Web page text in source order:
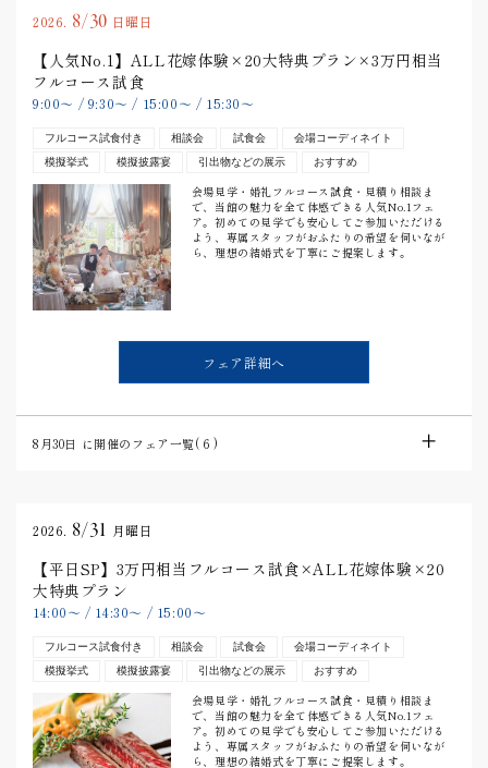
2026. 8/30 日曜日
【人気No.1】ALL花嫁体験×20大特典プラン×3万円相当
フルコース試食
9:00〜 / 9:30〜 / 15:00〜 / 15:30〜
フルコース試食付き 相談会 試食会
会場コーディネイト
模擬挙式
模擬披露宴 引出物などの展示 おすすめ
会場見学・婚礼フルコース試食・見積り相談ま
で、当館の魅力を全て体感できる人気No.1フェ
ア。初めての見学でも安心してご参加いただける
よう、専属スタッフがおふたりの希望を伺いなが
ら、理想の結婚式を丁寧にご提案します。
フェア詳細へ
8月30日 に開催のフェア一覧(6 )
2026. 8/31 月曜日
【平日SP】3万円相当フルコース試食×ALL花嫁体験×20
大特典プラン
14:00〜 / 14:30〜 / 15:00〜
フルコース試食付き 相談会 試食会
会場コーディネイト
模擬挙式
模擬披露宴 引出物などの展示 おすすめ
会場見学・婚礼フルコース試食・見積り相談ま
で、当館の魅力を全て体感できる人気No.1フェ
ア。初めての見学でも安心してご参加いただける
よう、専属スタッフがおふたりの希望を伺いなが
ら、理想の結婚式を丁寧にご提案します。